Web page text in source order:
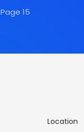
Page 15
Location